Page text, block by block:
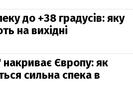
до +38 градусів: яку
на вихідні
Європу: як
сильна спека в